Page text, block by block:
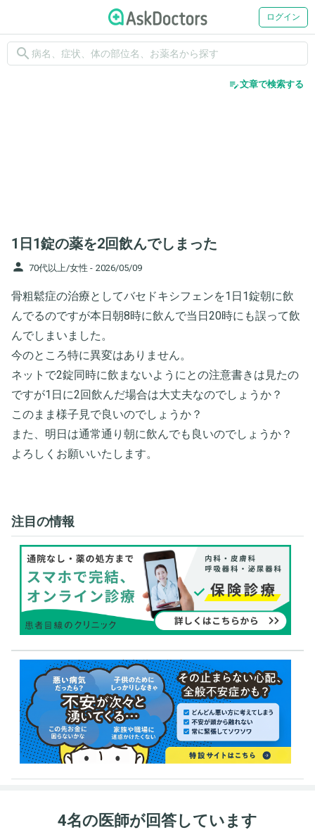
ログイン
search
edit_note文章で検索する
1日1錠の薬を2回飲んでしまった
person 70代以上/女性 - 2026/05/09
骨粗鬆症の治療としてバセドキシフェンを1日1錠朝に飲
んでるのですが本日朝8時に飲んで当日20時にも誤って飲
んでしまいました。
今のところ特に異変はありません。
ネットで2錠同時に飲まないようにとの注意書きは見たの
ですが1日に2回飲んだ場合は大丈夫なのでしょうか？
このまま様子見で良いのでしょうか？
また、明日は通常通り朝に飲んでも良いのでしょうか？
よろしくお願いいたします。
注目の情報
4名の医師が回答しています